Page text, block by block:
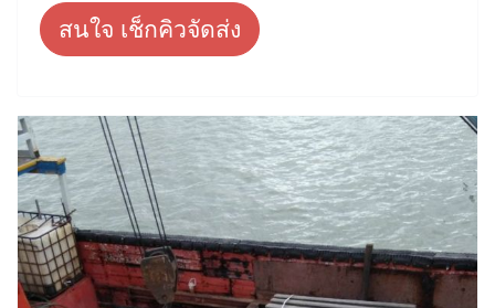
สนใจ เช็กคิวจัดส่ง